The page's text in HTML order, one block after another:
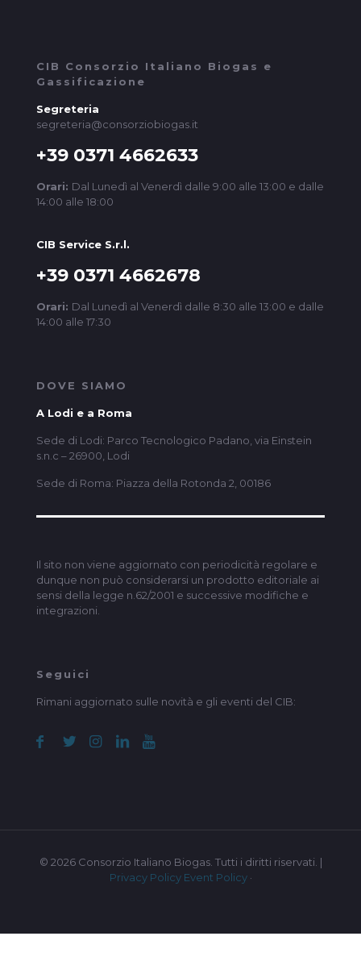
CIB Consorzio Italiano Biogas e
Gassificazione
Segreteria
segreteria@consorziobiogas.it
+39 0371 4662633
Orari: Dal Lunedì al Venerdì dalle 9:00 alle 13:00 e dalle
14:00 alle 18:00
CIB Service S.r.l.
+39 0371 4662678
Orari: Dal Lunedì al Venerdì dalle 8:30 alle 13:00 e dalle
14:00 alle 17:30
DOVE SIAMO
A Lodi e a Roma
Sede di Lodi: Parco Tecnologico Padano, via Einstein
s.n.c – 26900, Lodi
Sede di Roma: Piazza della Rotonda 2, 00186
Il sito non viene aggiornato con periodicità regolare e
dunque non può considerarsi un prodotto editoriale ai
sensi della legge n.62/2001 e successive modifiche e
integrazioni.
Seguici
Rimani aggiornato sulle novità e gli eventi del CIB:
© 2026 Consorzio Italiano Biogas. Tutti i diritti riservati. |
Privacy Policy Event Policy·